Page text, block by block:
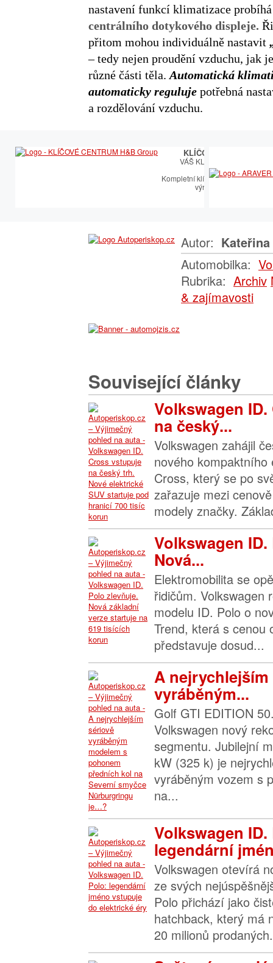
nastavení funkcí klimatizace
centrálního dotykového displeje.
přitom mohou individuálně nastavit
– tedy nejen proudění vzduchu, jak
různé části těla. Automatická
automaticky reguluje potřebná
a rozdělování vzduchu.
KLÍČOVÉ CENTRUM
VÁŠ KLÍČOVÝ PARTNER
Kompletní klíčařský sortiment
výroby autoklíčů
Autor:
Automobilka:
Rubrika: Archiv
& zajímavosti
Související články
Volkswagen
na český...
Volkswagen zahájil
nového kompaktního
Cross, který se po
zařazuje mezi
modely značky.
Volkswagen
Nová...
Elektromobilita se
řidičům. Volkswagen
modelu ID. Polo o
Trend, která s cenou
představuje dosud...
A nejrychlejším
vyráběným...
Golf GTI EDITION
Volkswagen nový
segmentu. Jubilejní
kW (325 k) je
vyráběným vozem s
na...
Volkswagen
legendární
Volkswagen otevírá
ze svých
Polo přichází jako
hatchback, který má
20 milionů